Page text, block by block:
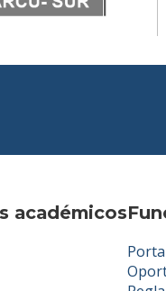
académicos